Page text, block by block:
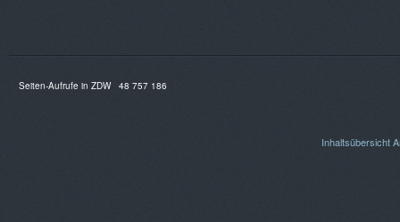
Seiten-Aufrufe in ZDW 48 757 186
Inhaltsübersicht